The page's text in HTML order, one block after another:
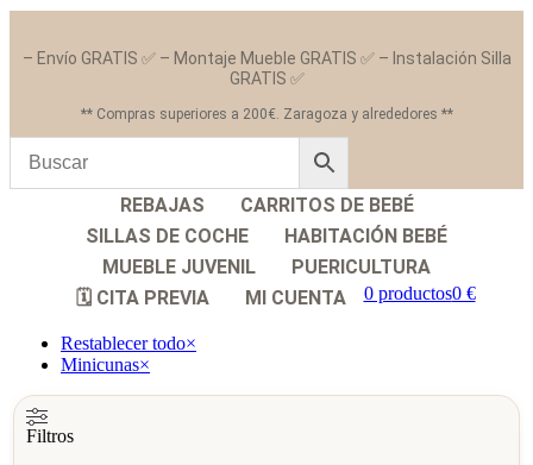
– Envío GRATIS ✅ – Montaje Mueble GRATIS ✅ – Instalación Silla
GRATIS ✅
** Compras superiores a 200€. Zaragoza y alrededores **
REBAJAS
CARRITOS DE BEBÉ
SILLAS DE COCHE
HABITACIÓN BEBÉ
MUEBLE JUVENIL
PUERICULTURA
🗓️ CITA PREVIA
MI CUENTA 0 productos0 €
Restablecer todo×
Minicunas×
Filtros